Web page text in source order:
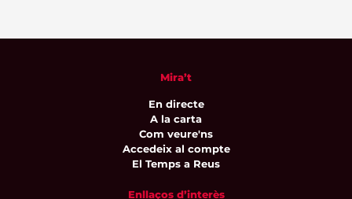
Mira’t
En directe
A la carta
Com veure'ns
Accedeix al compte
El Temps a Reus
Enllaços d’interès